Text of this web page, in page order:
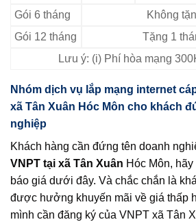
Gói 6 tháng
Không
Gói 12 tháng
Tặng 1
Lưu ý: (i) Phí hòa mạng
Nhóm dịch vụ lắp mạng internet
xã Tân Xuân Hóc Môn cho khách
nghiệp
Khách hàng cần đứng tên doanh
VNPT tại xã Tân Xuân Hóc Môn,
báo giá dưới đây. Và chắc chắn là
được hưởng khuyến mãi về giá thấp
mình cần đăng ký của VNPT xã Tân